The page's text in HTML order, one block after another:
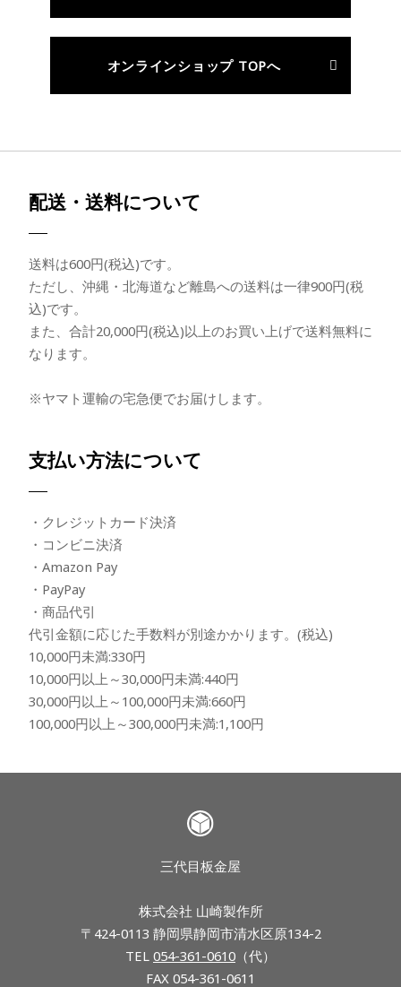
オンラインショップ TOPへ
配送・送料について
送料は600円(税込)です。
ただし、沖縄・北海道など離島への送料は一律900円(税
込)です。
また、合計20,000円(税込)以上のお買い上げで送料無料に
なります。
※ヤマト運輸の宅急便でお届けします。
支払い方法について
・クレジットカード決済
・コンビニ決済
・Amazon Pay
・PayPay
・商品代引
代引金額に応じた手数料が別途かかります。(税込)
10,000円未満:330円
10,000円以上～30,000円未満:440円
30,000円以上～100,000円未満:660円
100,000円以上～300,000円未満:1,100円
三代目板金屋
株式会社 山崎製作所
〒424-0113 静岡県静岡市清水区原134-2
TEL 054-361-0610 （代）
FAX 054-361-0611